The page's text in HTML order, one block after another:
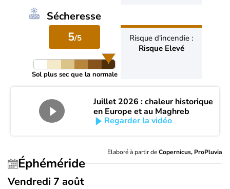
Sécheresse
5/5
Sol plus sec que la normale
Risque d'incendie :
Risque Elevé
Juillet 2026 : chaleur historique
en Europe et au Maghreb
Regarder la vidéo
Elaboré à partir deCopernicus, ProPluvia
Éphéméride
Vendredi 7 août